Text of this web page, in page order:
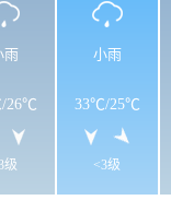
雨
/26℃
级
小雨
33℃/25℃
<3级